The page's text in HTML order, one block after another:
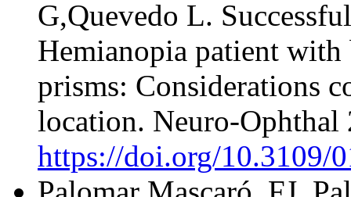
G,Quevedo L.
Hemianopia patient
prisms: Considerations
location. Neuro-
https://doi.org/10.3109/